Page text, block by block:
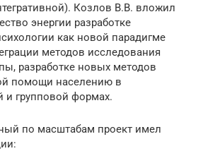
Козлов В.В. вложил
энергии разработке
как новой парадигме
методов исследования
разработке новых методов
помощи населению в
и групповой формах.
по масштабам проект имел